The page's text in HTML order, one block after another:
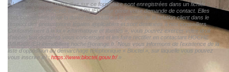
« Les informations recueillies sur ce formulaire sont enregistrées dans un fichier
informatisé par HOCHE IMMOBILIER pour gérer votre demande de contact. Elles
sont conservées pour la durée nécessaire à la gestion de la relation client dans le
respect des prescriptions légales applicables et sont destinées à nos conseillers
Conformément à la loi « informatique et libertés », vous pouvez exercer votre droit
d'accès aux données vous concernant et les faire rectifier en contactant HOCHE
IMMOBILIER immobiliere.hoche@orange.fr. Nous vous informons de l'existence de la
liste d'opposition au démarchage téléphonique « Bloctel », sur laquelle vous pouvez
vous inscrire ici : https://www.bloctel.gouv.fr/»